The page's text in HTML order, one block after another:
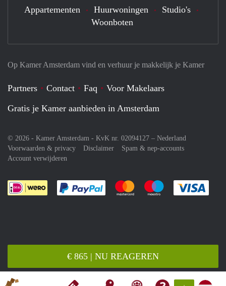
€ 865 | NU REAGEREN
Op Kamer Amsterdam vind en verhuur je makkelijk je Kamer
Partners Contact Faq
Voor Makelaars
Gratis je Kamer aanbieden in Amsterdam
© 2026 - Kamer Amsterdam - KvK nr. 02094127 – Nederland
Voorwaarden & privacy
Disclaimer
Spam & nep-accounts
Account verwijderen
Je rekent gemakkelijk af met Paypal
Je rekent gemakkelijk af met
Je rekent
Appartementen Huurwoningen
Studio's
Woonboten